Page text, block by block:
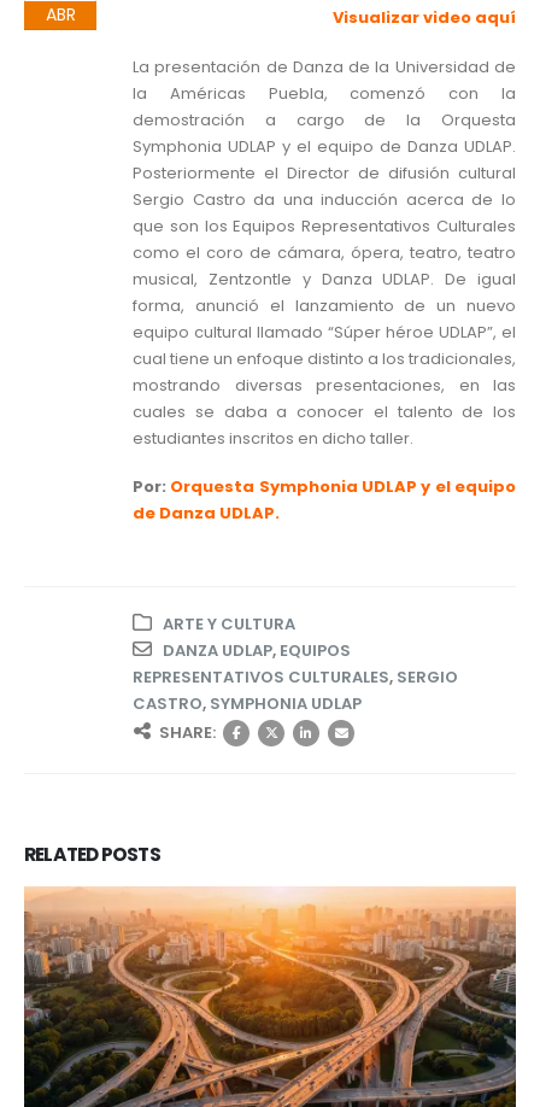
ABR Visualizar video aquí
La presentación de Danza de la Universidad de
la Américas Puebla, comenzó con la
demostración a cargo de la Orquesta
Symphonia UDLAP y el equipo de Danza UDLAP.
Posteriormente el Director de difusión cultural
Sergio Castro da una inducción acerca de lo
que son los Equipos Representativos Culturales
como el coro de cámara, ópera, teatro, teatro
musical, Zentzontle y Danza UDLAP. De igual
forma, anunció el lanzamiento de un nuevo
equipo cultural llamado “Súper héroe UDLAP”, el
cual tiene un enfoque distinto a los tradicionales,
mostrando diversas presentaciones, en las
cuales se daba a conocer el talento de los
estudiantes inscritos en dicho taller.
Por: Orquesta Symphonia UDLAP y el equipo
de Danza UDLAP.
ARTE Y CULTURA
DANZA UDLAP, EQUIPOS
REPRESENTATIVOS CULTURALES, SERGIO
CASTRO, SYMPHONIA UDLAP
SHARE:
RELATEDPOSTS